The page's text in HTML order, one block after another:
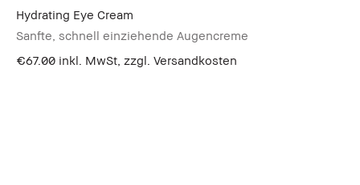
Hydrating Eye Cream
Sanfte, schnell einziehende Augencreme
€67.00 inkl. MwSt, zzgl. Versandkosten